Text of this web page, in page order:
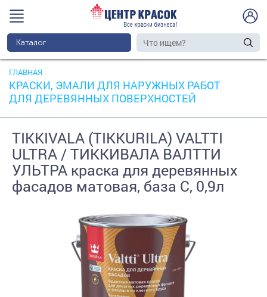
Каталог
ГЛАВНАЯ
КРАСКИ, ЭМАЛИ ДЛЯ НАРУЖНЫХ РАБОТ
ДЛЯ ДЕРЕВЯННЫХ ПОВЕРХНОСТЕЙ
TIKKIVALA (TIKKURILA) VALTTI
ULTRA / ТИККИВАЛА ВАЛТТИ
УЛЬТРА краска для деревянных
фасадов матовая, база C, 0,9л